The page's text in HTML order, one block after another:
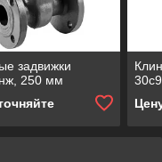
задвижки
250 мм